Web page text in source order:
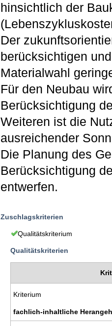
hinsichtlich der
Der
berücksichtigen
Materialwahl
Für den Neubau
Berücksichtigung
Weiteren ist die
ausreichender
Die Planung des
Berücksichtigung
entwerfen.
Zuschlagskriterien
Qualitätskriterium
Qualitätskriterien
Kriterium
fachlich-inhaltliche